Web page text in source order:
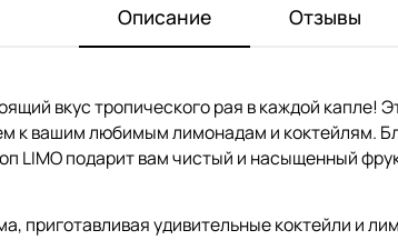
Описание Отзывы
вкус тропического рая в каждой капле!
к вашим любимым лимонадам и коктейлям.
LIMO подарит вам чистый и насыщенный
приготавливая удивительные коктейли и